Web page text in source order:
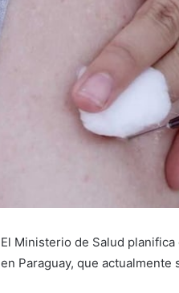
El Ministerio de Salud
en Paraguay, que actualmente